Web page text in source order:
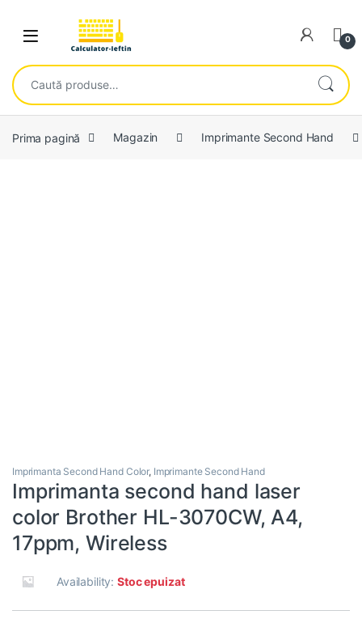
Open 0
Caută după:
Prima pagină Magazin Imprimante Second Hand
Imprimanta Second Hand Color, Imprimante Second Hand
Imprimanta second hand laser
color Brother HL-3070CW, A4,
17ppm, Wireless
Availability:Stoc epuizat